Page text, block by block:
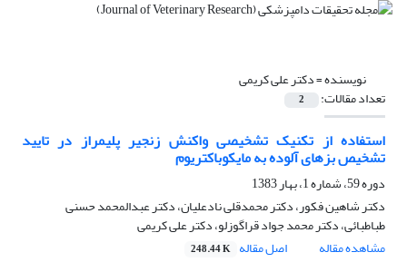
نویسنده =دکتر علی کریمی
تعداد مقالات: 2
استفاده از تکنیک تشخیصی واکنش زنجیر پلیمراز در تایید
تشخیص بزهای آلوده به مایکوباکتریوم
دوره 59، شماره 1، بهار 1383
دکتر شاهین فکور، دکتر محمدقلی نادعلیان، دکتر عبدالمحمد حسنی
طباطبائی، دکتر محمد جواد قراگوزلو، دکتر علی کریمی
مشاهده مقاله
اصل مقاله 248.44 K